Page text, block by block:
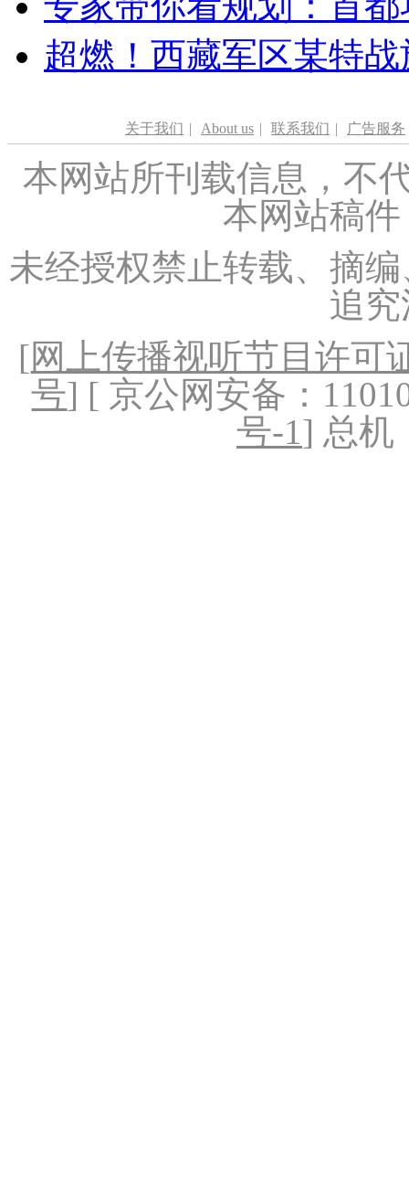
超燃！西藏军区某特
关于我们 | About us | 联系我们 | 广告服务
本网站所刊载信息，不
本网站稿
未经授权禁止转载、摘
追
[网上传播视听节目许可
号] [ 京公网安备：
号-1] 总机